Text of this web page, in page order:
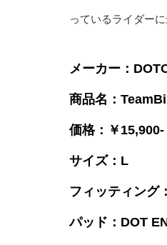
っているライダーに
メーカー：
商品名：
価格：￥15,900-
サイズ：L
フィッティング
パッド：DOT